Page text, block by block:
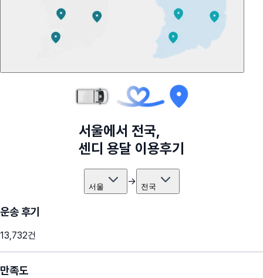
서울에서 전국,
센디 용달 이용후기
서울 → 전국
운송 후기
13,732건
만족도